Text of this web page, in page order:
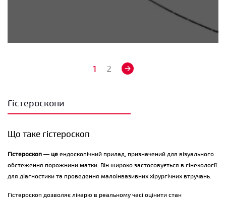
1 2
Гістероскопи
Що таке гістероскоп
Гістероскоп — це ендоскопічний прилад, призначений для візуального
обстеження порожнини матки. Він широко застосовується в гінекології
для діагностики та проведення малоінвазивних хірургічних втручань.
Гістероскоп дозволяє лікарю в реальному часі оцінити стан